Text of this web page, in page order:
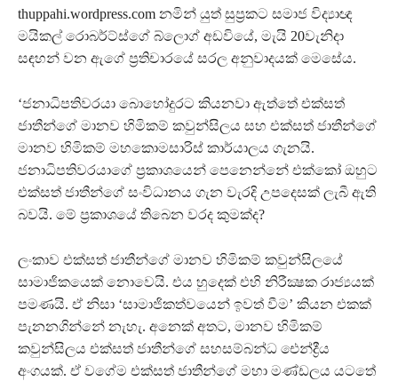
thuppahi.wordpress.com නමින් යුත් සුප්‍රකට සමාජ විද්‍යාඥ
මයිකල් රොබර්ට්ස්ගේ බ්ලොග් අඩවියේ, මැයි 20වැනිදා
සඳහන් වන ඇගේ ප්‍රතිචාරයේ සරල අනුවාදයක් මෙසේය.
‘ජනාධිපතිවරයා බොහෝදුරට කියනවා ඇත්තේ එක්සත්
ජාතීන්ගේ මානව හිමිකම් කවුන්සිලය සහ එක්සත් ජාතීන්ගේ
මානව හිමිකම් මහකොමසාරිස් කාර්යාලය ගැනයි.
ජනාධිපතිවරයාගේ ප්‍රකාශයෙන් පෙනෙන්නේ එක්කෝ ඔහුට
එක්සත් ජාතීන්ගේ සංවිධානය ගැන වැරදි උපදෙසක් ලැබී ඇති
බවයි. මේ ප්‍රකාශයේ තිබෙන වරද කුමක්ද?
ලංකාව එක්සත් ජාතීන්ගේ මානව හිමිකම් කවුන්සිලයේ
සාමාජිකයෙක් නොවෙයි. එය හුදෙක් එහි නිරීක්‍ෂක රාජ්‍යයක්
පමණයි. ඒ නිසා ‘සාමාජිකත්වයෙන් ඉවත් වීම’ කියන එකක්
පැනනගින්නේ නැහැ. අනෙක් අතට, මානව හිමිකම්
කවුන්සිලය එක්සත් ජාතීන්ගේ සහසම්බන්ධ ඓන්ද්‍රීය
අංගයක්. ඒ වගේම එක්සත් ජාතීන්ගේ මහා මණ්ඩලය යටතේ